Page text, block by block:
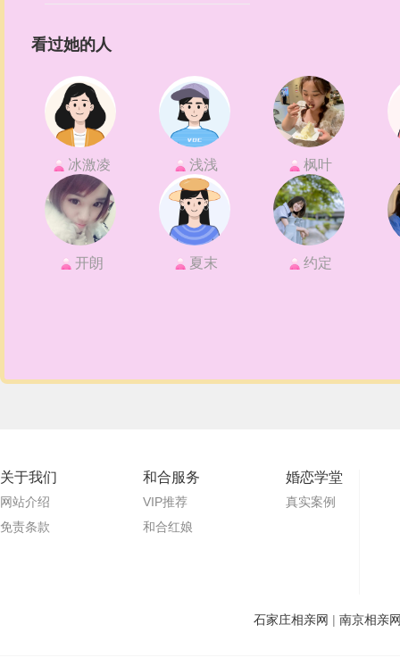
看过她的人
冰激凌 浅浅 枫叶
开朗 夏末 约定
关于我们
网站介绍
免责条款
和合服务
VIP推荐
和合红娘
婚恋学堂
真实案例
石家庄相亲网 | 南京相亲